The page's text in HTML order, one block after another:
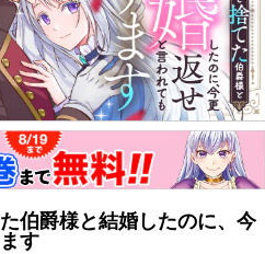
伯爵様と結婚したのに、今
す